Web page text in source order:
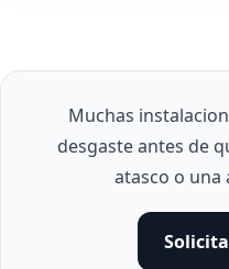
Muchas
desgaste antes de
atasco o una